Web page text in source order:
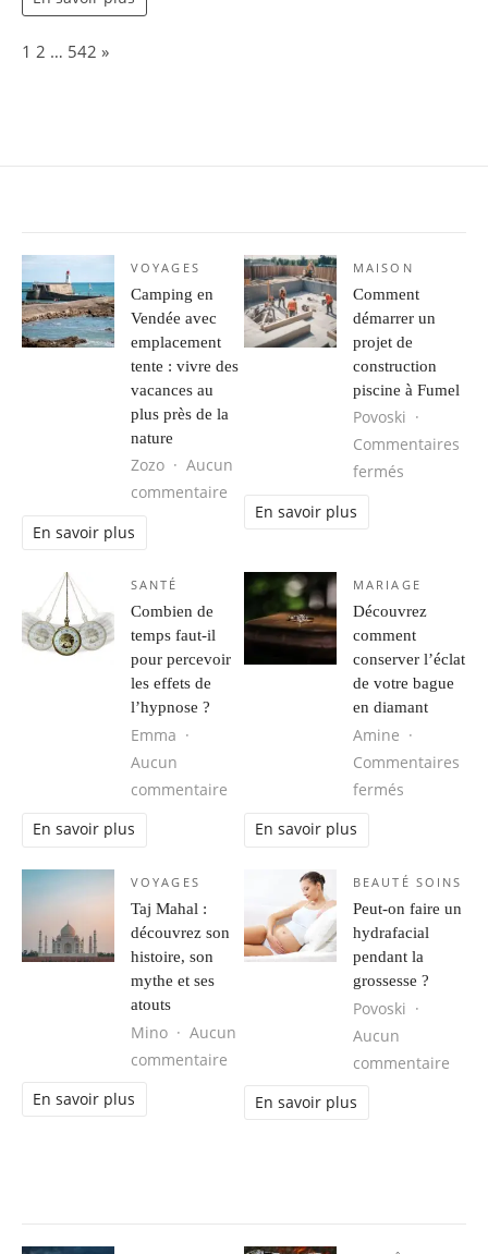
Page:
1 2 … 542 Next
»
VOYAGES
Camping en
Vendée avec
emplacement
tente : vivre des
vacances au
plus près de la
nature
Zozo
Aucun
commentaire
En savoir plus
MAISON
Comment
démarrer un
projet de
construction
piscine à Fumel
Povoski
Commentaires
fermés
En savoir plus
SANTÉ
Combien de
temps faut-il
pour percevoir
les effets de
l’hypnose ?
Emma
Aucun
commentaire sur Combien de temps faut-il
En savoir plus
MARIAGE
Découvrez
comment
conserver l’éclat
de votre bague
en diamant
Amine
Commentaires
fermés
En savoir plus
VOYAGES
Taj Mahal :
découvrez son
histoire, son
mythe et ses
atouts
Mino
Aucun
commentaire sur Taj Mahal : découvrez son
En savoir plus
BEAUTÉ SOINS
Peut-on faire un
hydrafacial
pendant la
grossesse ?
Povoski
Aucun
commentaire
En savoir plus